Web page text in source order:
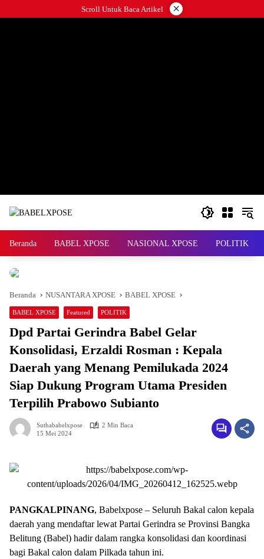
ke
Scroll Untuk Baca Artikel ×
Beranda BABEL XPOSE NASIONAL XPOSE POLITIK
Beranda NUSANTARA XPOSE BABEL XPOSE
BABEL XPOSE Featured POLITIK
Dpd Partai Gerindra Babel Gelar
Konsolidasi, Erzaldi Rosman : Kepala
Daerah yang Menang Pemilukada 2024
Siap Dukung Program Utama Presiden
Terpilih Prabowo Subianto
Suthababelxpose
2 Min Baca
15 Mei 2024
PANGKALPINANG, Babelxpose – Seluruh Bakal calon kepala
daerah yang mendaftar lewat Partai Gerindra se Provinsi Bangka
Belitung (Babel) hadir dalam rangka konsolidasi dan koordinasi
bagi Bakal calon dalam Pilkada tahun ini.